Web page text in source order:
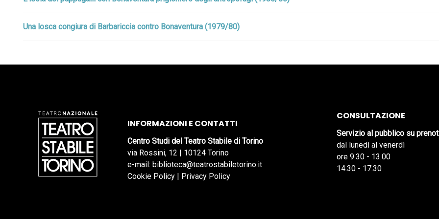
Una losca congiura di Barbariccia contro Bonaventura (1979/80)
INFORMAZIONI E CONTATTI
Centro Studi del Teatro Stabile di Torino
via Rossini, 12 | 10124 Torino
e-mail: biblioteca@teatrostabiletorino.it
Cookie Policy | Privacy Policy
CONSULTAZIONE
Servizio al pubblico su
dal lunedì al venerdì
ore 9.30 - 13.00
14.30 - 17.30